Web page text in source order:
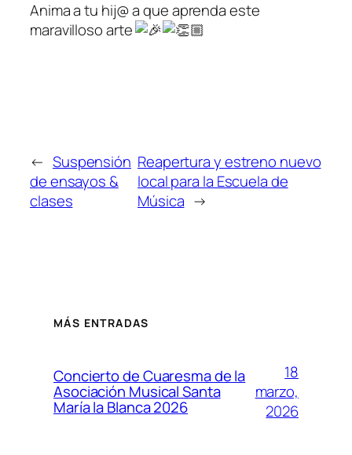
Anima a tu hij@ a que aprenda este
maravilloso arte
← Suspensión
de ensayos &
clases
Reapertura y estreno nuevo
local para la Escuela de
Música →
MÁS ENTRADAS
Concierto de Cuaresma de la
Asociación Musical Santa
María la Blanca 2026
18
marzo,
2026